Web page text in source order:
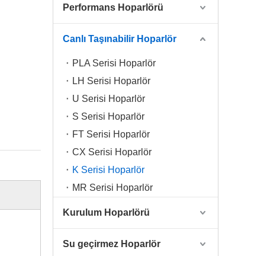
Performans Hoparlörü
Canlı Taşınabilir Hoparlör
PLA Serisi Hoparlör
LH Serisi Hoparlör
U Serisi Hoparlör
S Serisi Hoparlör
FT Serisi Hoparlör
CX Serisi Hoparlör
K Serisi Hoparlör
MR Serisi Hoparlör
Kurulum Hoparlörü
Su geçirmez Hoparlör